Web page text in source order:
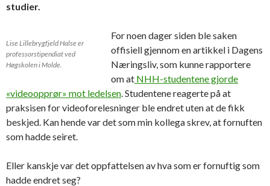
studier.
Lise Lillebrygfjeld Halse er
professorstipendiat ved
Høgskolen i Molde.
For noen dager siden ble saken
offisiell gjennom en artikkel i Dagens
Næringsliv, som kunne rapportere
om at NHH-studentene gjorde
«videoopprør» mot ledelsen. Studentene reagerte på at
praksisen for videoforelesninger ble endret uten at de fikk
beskjed. Kan hende var det som min kollega skrev, at fornuften
som hadde seiret.
Eller kanskje var det oppfattelsen av hva som er fornuftig som
hadde endret seg?